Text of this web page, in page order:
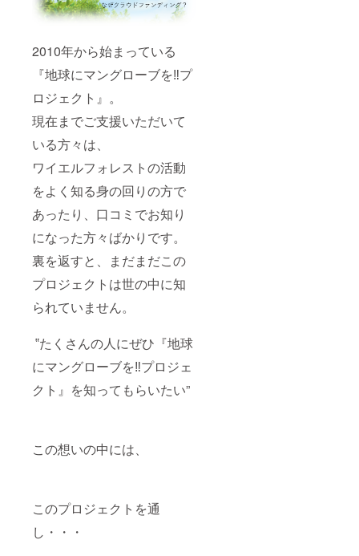
2010年から始まっている
『地球にマングローブを‼プ
ロジェクト』。
現在までご支援いただいて
いる方々は、
ワイエルフォレストの活動
をよく知る身の回りの方で
あったり、口コミでお知り
になった方々ばかりです。
裏を返すと、まだまだこの
プロジェクトは世の中に知
られていません。
‟たくさんの人にぜひ『地球
にマングローブを‼プロジェ
クト』を知ってもらいたい”
この想いの中には、
このプロジェクトを通
し・・・